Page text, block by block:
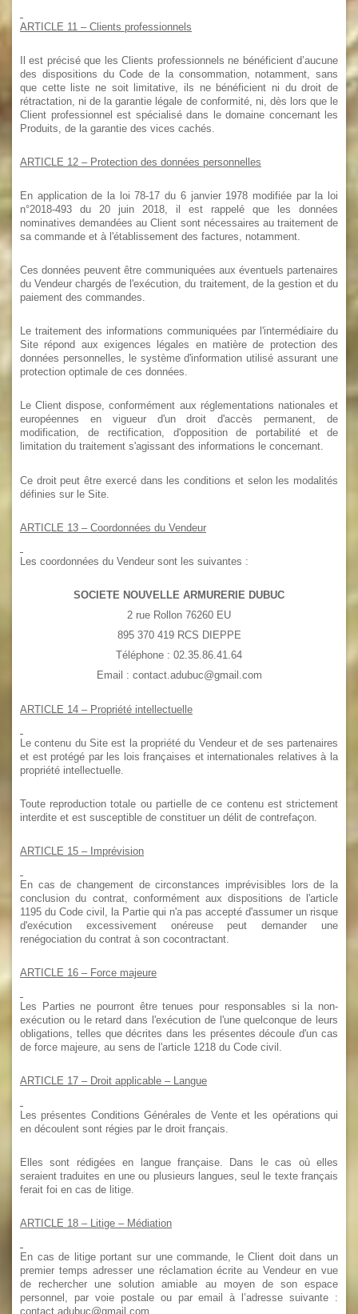
ARTICLE 11 – Clients professionnels
Il est précisé que les Clients professionnels ne bénéficient d’aucune
des dispositions du Code de la consommation, notamment, sans
que cette liste ne soit limitative, ils ne bénéficient ni du droit de
rétractation, ni de la garantie légale de conformité, ni, dès lors que le
Client professionnel est spécialisé dans le domaine concernant les
Produits, de la garantie des vices cachés.
ARTICLE 12 – Protection des données personnelles
En application de la loi 78-17 du 6 janvier 1978 modifiée par la loi
n°2018-493 du 20 juin 2018, il est rappelé que les données
nominatives demandées au Client sont nécessaires au traitement de
sa commande et à l'établissement des factures, notamment.
Ces données peuvent être communiquées aux éventuels partenaires
du Vendeur chargés de l'exécution, du traitement, de la gestion et du
paiement des commandes.
Le traitement des informations communiquées par l'intermédiaire du
Site répond aux exigences légales en matière de protection des
données personnelles, le système d'information utilisé assurant une
protection optimale de ces données.
Le Client dispose, conformément aux réglementations nationales et
européennes en vigueur d'un droit d'accès permanent, de
modification, de rectification, d'opposition de portabilité et de
limitation du traitement s'agissant des informations le concernant.
Ce droit peut être exercé dans les conditions et selon les modalités
définies sur le Site.
ARTICLE 13 – Coordonnées du Vendeur
Les coordonnées du Vendeur sont les suivantes :
SOCIETE NOUVELLE ARMURERIE DUBUC
2 rue Rollon 76260 EU
895 370 419 RCS DIEPPE
Téléphone : 02.35.86.41.64
Email : contact.adubuc@gmail.com
ARTICLE 14 – Propriété intellectuelle
Le contenu du Site est la propriété du Vendeur et de ses partenaires
et est protégé par les lois françaises et internationales relatives à la
propriété intellectuelle.
Toute reproduction totale ou partielle de ce contenu est strictement
interdite et est susceptible de constituer un délit de contrefaçon.
ARTICLE 15 – Imprévision
En cas de changement de circonstances imprévisibles lors de la
conclusion du contrat, conformément aux dispositions de l'article
1195 du Code civil, la Partie qui n'a pas accepté d'assumer un risque
d'exécution excessivement onéreuse peut demander une
renégociation du contrat à son cocontractant.
ARTICLE 16 – Force majeure
Les Parties ne pourront être tenues pour responsables si la non-
exécution ou le retard dans l'exécution de l'une quelconque de leurs
obligations, telles que décrites dans les présentes découle d'un cas
de force majeure, au sens de l'article 1218 du Code civil.
ARTICLE 17 – Droit applicable – Langue
Les présentes Conditions Générales de Vente et les opérations qui
en découlent sont régies par le droit français.
Elles sont rédigées en langue française. Dans le cas où elles
seraient traduites en une ou plusieurs langues, seul le texte français
ferait foi en cas de litige.
ARTICLE 18 – Litige – Médiation
En cas de litige portant sur une commande, le Client doit dans un
premier temps adresser une réclamation écrite au Vendeur en vue
de rechercher une solution amiable au moyen de son espace
personnel, par voie postale ou par email à l’adresse suivante :
contact.adubuc@gmail.com.